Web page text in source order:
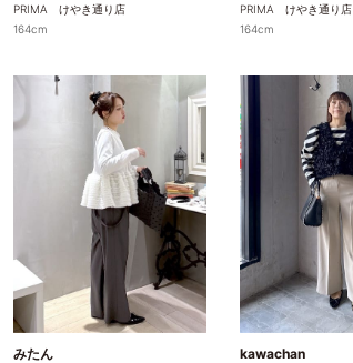
PRIMA けやき通り店
164cm
PRIMA けやき通り店
164cm
みたん kawachan